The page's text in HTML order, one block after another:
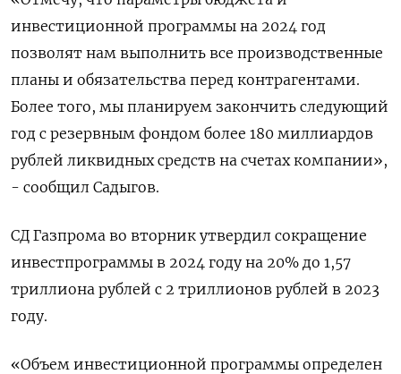
инвестиционной программы на 2024 год
позволят нам выполнить все производственные
планы и обязательства перед контрагентами.
Более того, мы планируем закончить следующий
год с резервным фондом более 180 миллиардов
рублей ликвидных средств на счетах компании»,
- сообщил Садыгов.
СД Газпрома во вторник утвердил сокращение
инвестпрограммы в 2024 году на 20% до 1,57
триллиона рублей с 2 триллионов рублей в 2023
году.
«Объем инвестиционной программы определен